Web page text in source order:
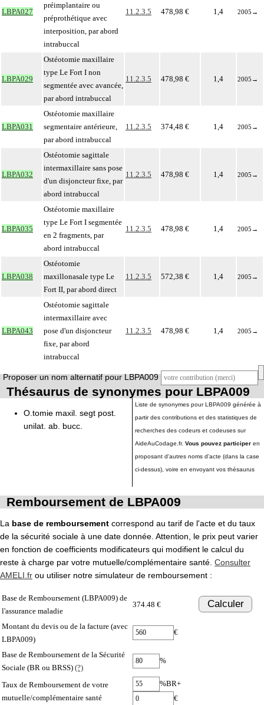
LBPA027
préimplantaire ou
préprothétique avec
interposition, par abord
intrabuccal
11.2.3.5 478,98 € 1,4 2005 →
LBPA029
Ostéotomie maxillaire
type Le Fort I non
segmentée avec avancée,
par abord intrabuccal
11.2.3.5 478,98 € 1,4 2005 →
LBPA031
Ostéotomie maxillaire
segmentaire antérieure,
par abord intrabuccal
11.2.3.5 374,48 € 1,4 2005 →
LBPA032
Ostéotomie sagittale
intermaxillaire sans pose
d'un disjoncteur fixe, par
abord intrabuccal
11.2.3.5 478,98 € 1,4 2005 →
LBPA035
Ostéotomie maxillaire
type Le Fort I segmentée
en 2 fragments, par
abord intrabuccal
11.2.3.5 478,98 € 1,4 2005 →
LBPA038
Ostéotomie
maxillonasale type Le
Fort II, par abord direct
11.2.3.5 572,38 € 1,4 2005 →
LBPA043
Ostéotomie sagittale
intermaxillaire avec
pose d'un disjoncteur
fixe, par abord
intrabuccal
11.2.3.5 478,98 € 1,4 2005 →
Proposer un nom alternatif pour LBPA009
Thésaurus de synonymes pour LBPA009
O.tomie maxil. segt post.
unilat. ab. bucc.
Liste de synonymes pour LBPA009 générée à
partir des contributions et des statistiques de
recherches des codeurs et codeuses sur
AideAuCodage.fr. Vous pouvez participer en
proposant d'autres noms d'acte (dans la case
ci-dessus), voire en envoyant vos thésaurus
Remboursement de LBPA009
La base de remboursement correspond au tarif de l'acte et du taux
de la sécurité sociale à une date donnée. Attention, le prix peut varier
en fonction de coefficients modificateurs qui modifient le calcul du
reste à charge par votre mutuelle/complémentaire santé. Consulter
AMELI.fr ou utiliser notre simulateur de remboursement :
Base de Remboursement (LBPA009) de
l'assurance maladie
374.48 € Calculer
Montant du devis ou de la facture (avec
LBPA009)
€
Base de Remboursement de la Sécurité
Sociale (BR ou BRSS) (?)
%
Taux de Remboursement de votre
mutuelle/complémentaire santé
%BR+
€